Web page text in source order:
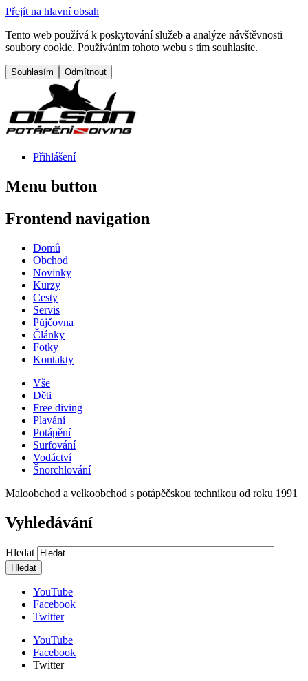
Přejít na hlavní obsah
Tento web používá k poskytování služeb a analýze návštěvnosti
soubory cookie. Používáním tohoto webu s tím souhlasíte.
Přihlášení
Menu button
Frontend navigation
Domů
Obchod
Novinky
Kurzy
Cesty
Servis
Půjčovna
Články
Fotky
Kontakty
Vše
Děti
Free diving
Plavání
Potápění
Surfování
Vodáctví
Šnorchlování
Maloobchod a velkoobchod s potápěčskou technikou od roku 1991
Vyhledávání
Hledat
YouTube
Facebook
Twitter
YouTube
Facebook
Twitter